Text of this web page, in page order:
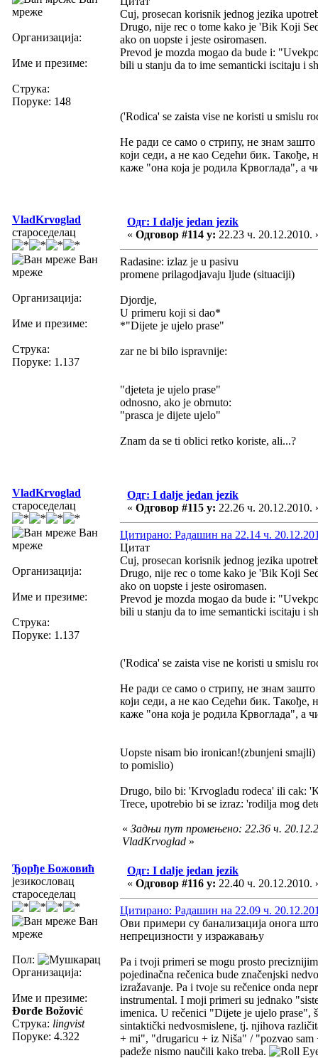
мреже
Организација:
Име и презиме:
Струка:
Поруке: 148
Cuj, prosecan korisnik jednog jezika
Drugo, nije rec o tome kako je 'Bik Koji
ako on uopste i jeste osiromasen.
Prevod je mozda mogao da bude i:
bili u stanju da to ime semanticki iscitaju i
('Rodica' se zaista vise ne koristi u smislu
Не ради се само о стрипу, не знам
који седи, а не као Седећи бик. Такође,
каже "она која је родила Крвоглада", а
VladKrvoglad
староседелац
Ван
мреже
Организација:
Име и презиме:
Струка:
Поруке: 1.137
Одг: I dalje jedan jezik
« Одговор #114 у: 22.23 ч. 20.12.2010.
Radasine: izlaz je u pasivu
promene prilagodjavaju ljude (situaciji)
Djordje,
U primeru koji si dao*
*"Dijete je ujelo prase"
zar ne bi bilo ispravnije:
"djeteta je ujelo prase"
odnosno, ako je obrnuto:
"prasca je dijete ujelo"
Znam da se ti oblici retko koriste, ali...?
VladKrvoglad
староседелац
Ван
мреже
Организација:
Име и презиме:
Струка:
Поруке: 1.137
Одг: I dalje jedan jezik
« Одговор #115 у: 22.26 ч. 20.12.2010.
Цитирано: Радашин на 22.14 ч.
Цитат
Cuj, prosecan korisnik jednog jezika
Drugo, nije rec o tome kako je 'Bik Koji
ako on uopste i jeste osiromasen.
Prevod je mozda mogao da bude i:
bili u stanju da to ime semanticki iscitaju i
('Rodica' se zaista vise ne koristi u smislu
Не ради се само о стрипу, не знам
који седи, а не као Седећи бик. Такође,
каже "она која је родила Крвоглада", а
Uopste nisam bio ironican!(zbunjeni
to pomislio)
Drugo, bilo bi: 'Krvogladu rodeca' ili cak:
Trece, upotrebio bi se izraz: 'rodilja mog
« Задњи пут промењено: 22.36 ч.
VladKrvoglad »
Ђорђе Божовић
језикословац
староседелац
Ван
мреже
Пол:
Организација:
Име и презиме:
Đorđe Božović
Струка: lingvist
Поруке: 4.322
Одг: I dalje jedan jezik
« Одговор #116 у: 22.40 ч. 20.12.2010.
Цитирано: Радашин на 22.09 ч.
Ови примери су банализација онога
непрецизности у изражавању
Pa i tvoji primeri se mogu prosto
pojedinačna rečenica bude značenjski
izražavanje. Pa i tvoje su rečenice onda
instrumental. I moji primeri su jednako
imenica. U rečenici "Dijete je ujelo prase",
sintaktički nedvosmislene, tj. njihova
+ mi", "drugaricu + iz Niša" / "pozvao sam
padeže nismo naučili kako treba.